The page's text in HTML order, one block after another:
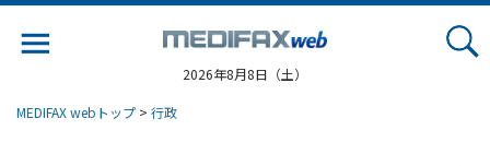
2026年8月8日（土）
MEDIFAX webトップ > 行政